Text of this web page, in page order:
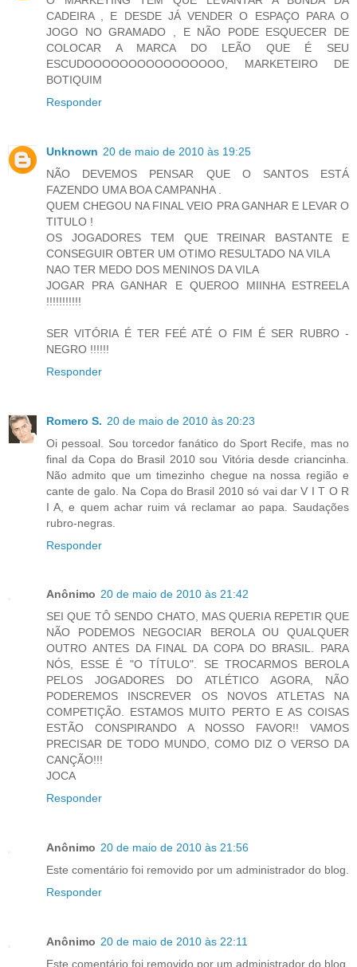
CADEIRA , E DESDE JÁ VENDER O ESPAÇO PARA O
JOGO NO GRAMADO , E NÃO PODE ESQUECER DE
COLOCAR A MARCA DO LEÃO QUE É SEU
ESCUDOOOOOOOOOOOOOOOO, MARKETEIRO DE
BOTIQUIM
Responder
Unknown 20 de maio de 2010 às 19:25
NÃO DEVEMOS PENSAR QUE O SANTOS ESTÁ
FAZENDO UMA BOA CAMPANHA .
QUEM CHEGOU NA FINAL VEIO PRA GANHAR E LEVAR O
TITULO !
OS JOGADORES TEM QUE TREINAR BASTANTE E
CONSEGUIR OBTER UM OTIMO RESULTADO NA VILA
NAO TER MEDO DOS MENINOS DA VILA
JOGAR PRA GANHAR E QUEROO MIINHA ESTREELA
!!!!!!!!!!!
SER VITÓRIA É TER FEÉ ATÉ O FIM É SER RUBRO -
NEGRO !!!!!!
Responder
Romero S. 20 de maio de 2010 às 20:23
Oi pessoal. Sou torcedor fanático do Sport Recife, mas no
final da Copa do Brasil 2010 sou Vitória desde criancinha.
Não admito que um timezinho chegue na nossa região e
cante de galo. Na Copa do Brasil 2010 só vai dar V I T O R
I A, e quem achar ruim vá reclamar ao papa. Saudações
rubro-negras.
Responder
Anônimo 20 de maio de 2010 às 21:42
SEI QUE TÔ SENDO CHATO, MAS QUERIA REPETIR QUE
NÃO PODEMOS NEGOCIAR BEROLA OU QUALQUER
OUTRO ANTES DA FINAL DA COPA DO BRASIL. PARA
NÓS, ESSE É "O TÍTULO". SE TROCARMOS BEROLA
PELOS JOGADORES DO ATLÉTICO AGORA, NÃO
PODEREMOS INSCREVER OS NOVOS ATLETAS NA
COMPETIÇÃO. ESTAMOS MUITO PERTO E AS COISAS
ESTÃO CONSPIRANDO A NOSSO FAVOR!! VAMOS
PRECISAR DE TODO MUNDO, COMO DIZ O VERSO DA
CANÇÃO!!!
JOCA
Responder
Anônimo 20 de maio de 2010 às 21:56
Este comentário foi removido por um administrador do blog.
Responder
Anônimo 20 de maio de 2010 às 22:11
Este comentário foi removido por um administrador do blog.